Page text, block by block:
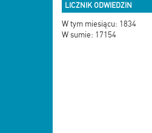
LICZNIK ODWIEDZIN
W tym miesiącu: 1834
W sumie: 17154